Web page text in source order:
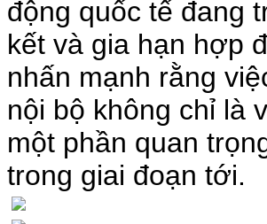
động quốc tế đang
kết và gia hạn hợp
nhấn mạnh rằng
nội bộ không chỉ là
một phần quan
trong giai đoạn tới.